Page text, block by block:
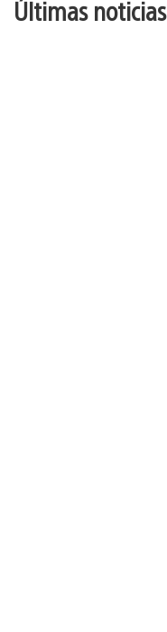
Últimas noticias